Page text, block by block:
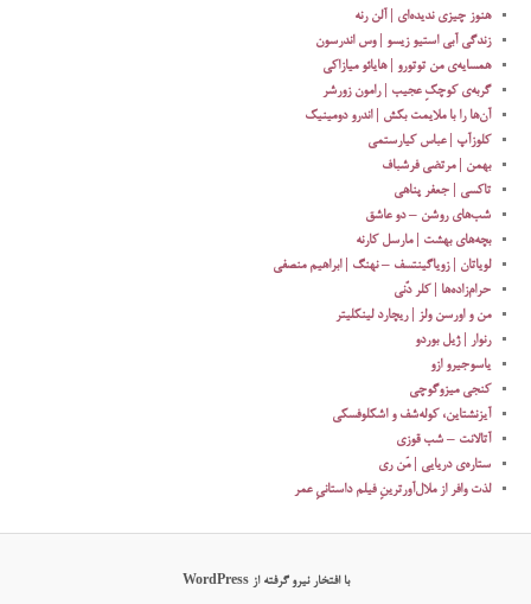
هنوز چیزی ندیده‌ای | آلن رنه
زندگی آبی استیو زیسو | وس اندرسون
همسایه‌ی من توتورو | هایائو میازاکی
گربه‌ی کوچکِ عجیب | رامون زورشر
آن‌ها را با ملایمت بکش | اندرو دومینیک
کلوزآپ | عباس کیارستمی
بهمن | مرتضی فرشباف
تاکسی | جعفر پناهی
شب‌های روشن – دو عاشق
بچه‌های بهشت | مارسل کارنه
لویاتان | زویاگینتسف – نهنگ | ابراهیم منصفی
حرام‌زاده‌ها | کلر دُنی
من و اورسن ولز | ریچارد لینکلیتر
رنوار | ژیل بوردو
یاسوجیرو ازو
کنجی میزوگوچی
آیزنشتاین، کوله‌شف و اشکلوفسکی
آتالانت – شب قوزی
ستاره‌‌ی دریایی | مَن ری
لذت وافر از ملال‌آورترینِ فیلم داستانیِ عمر ​
با افتخار نیرو گرفته از WordPress